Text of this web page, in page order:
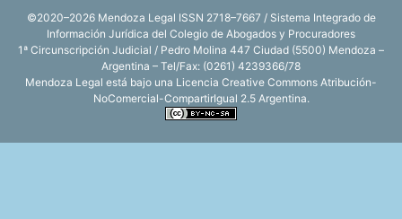
©2020–2026 Mendoza Legal ISSN 2718–7667 / Sistema Integrado de
Información Jurídica del Colegio de Abogados y Procuradores
1ª Circunscripción Judicial / Pedro Molina 447 Ciudad (5500) Mendoza –
Argentina – Tel/Fax: (0261) 4239366/78
Mendoza Legal está bajo una Licencia Creative Commons Atribución-
NoComercial-CompartirIgual 2.5 Argentina.